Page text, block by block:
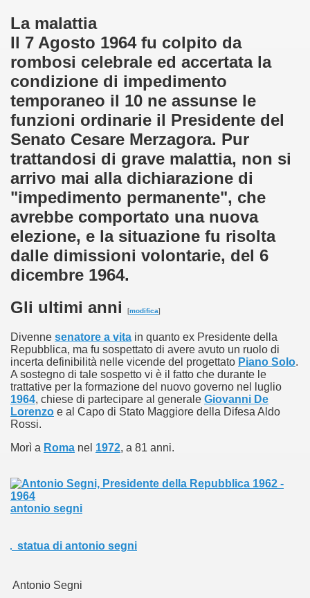
La malattia
Il 7 Agosto 1964 fu colpito da
rombosi celebrale ed accertata la
condizione di impedimento
temporaneo il 10 ne assunse le
funzioni ordinarie il Presidente del
Senato Cesare Merzagora. Pur
trattandosi di grave malattia, non si
arrivo mai alla dichiarazione di
"impedimento permanente", che
avrebbe comportato una nuova
elezione, e la situazione fu risolta
dalle dimissioni volontarie, del 6
dicembre 1964.
Gli ultimi anni
[modifica]
Divenne senatore a vita in quanto ex Presidente della
Repubblica, ma fu sospettato di avere avuto un ruolo di
incerta definibilità nelle vicende del progettato Piano Solo.
A sostegno di tale sospetto vi è il fatto che durante le
trattative per la formazione del nuovo governo nel luglio
1964, chiese di partecipare al generale Giovanni De
Lorenzo e al Capo di Stato Maggiore della Difesa Aldo
Rossi.
Morì a Roma nel 1972, a 81 anni.
antonio segni
statua di antonio segni
Antonio Segni